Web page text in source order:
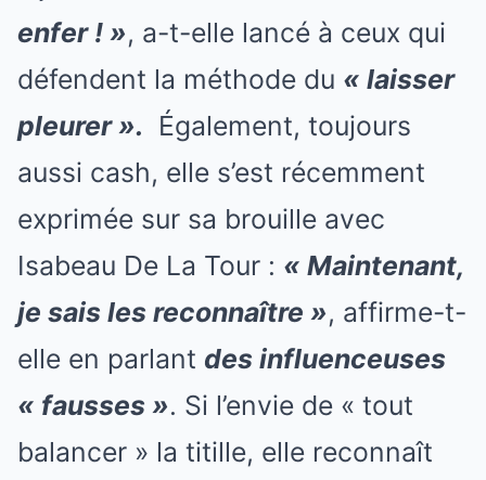
enfer ! », a-t-elle lancé à ceux qui
défendent la méthode du « laisser
pleurer ». Également, toujours
aussi cash, elle s’est récemment
exprimée sur sa brouille avec
Isabeau De La Tour : « Maintenant,
je sais les reconnaître », affirme-t-
elle en parlant des influenceuses
« fausses ». Si l’envie de « tout
balancer » la titille, elle reconnaît